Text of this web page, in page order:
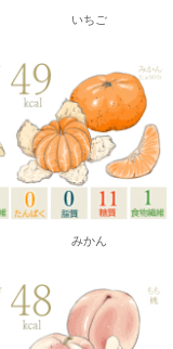
いちご
みかん